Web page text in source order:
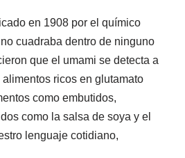
en 1908 por el químico
cuadraba dentro de ninguno
que el umami se detecta a
ricos en glutamato
como embutidos,
como la salsa de soya y el
lenguaje cotidiano,